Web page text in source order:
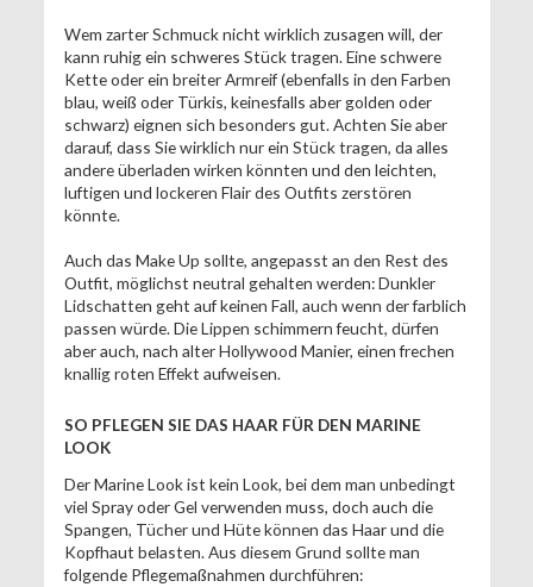
Wem zarter Schmuck nicht wirklich zusagen will, der
kann ruhig ein schweres Stück tragen. Eine schwere
Kette oder ein breiter Armreif (ebenfalls in den Farben
blau, weiß oder Türkis, keinesfalls aber golden oder
schwarz) eignen sich besonders gut. Achten Sie aber
darauf, dass Sie wirklich nur ein Stück tragen, da alles
andere überladen wirken könnten und den leichten,
luftigen und lockeren Flair des Outfits zerstören
könnte.
Auch das Make Up sollte, angepasst an den Rest des
Outfit, möglichst neutral gehalten werden: Dunkler
Lidschatten geht auf keinen Fall, auch wenn der farblich
passen würde. Die Lippen schimmern feucht, dürfen
aber auch, nach alter Hollywood Manier, einen frechen
knallig roten Effekt aufweisen.
SO PFLEGEN SIE DAS HAAR FÜR DEN MARINE
LOOK
Der Marine Look ist kein Look, bei dem man unbedingt
viel Spray oder Gel verwenden muss, doch auch die
Spangen, Tücher und Hüte können das Haar und die
Kopfhaut belasten. Aus diesem Grund sollte man
folgende Pflegemaßnahmen durchführen: